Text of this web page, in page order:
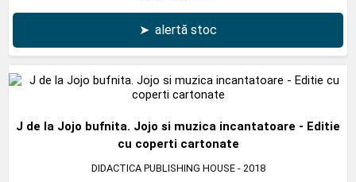
➤ alertă stoc
J de la Jojo bufnita. Jojo si muzica incantatoare - Editie
cu coperti cartonate
DIDACTICA PUBLISHING HOUSE- 2018